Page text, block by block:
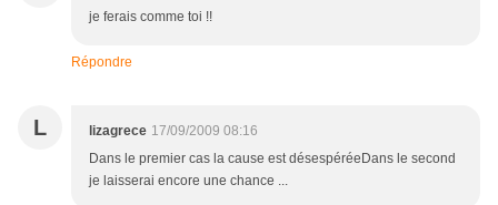
je ferais comme toi !!
Répondre
L lizagrece 17/09/2009 08:16
Dans le premier cas la cause est désespéréeDans le second
je laisserai encore une chance ...